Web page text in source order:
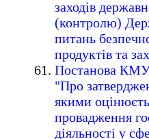
заходів
(контролю)
питань
продуктів та
Постанова
"Про
якими
провадження
діяльності у